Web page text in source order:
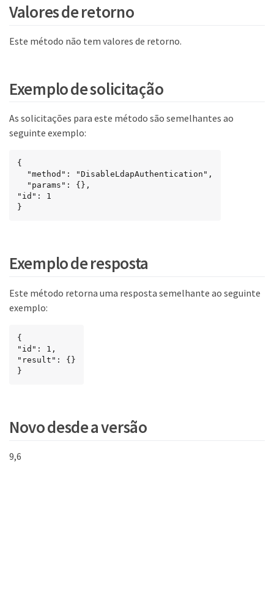
Valores de retorno
Este método não tem valores de retorno.
Exemplo de solicitação
As solicitações para este método são semelhantes ao
seguinte exemplo:
{
"id": 1
}
Exemplo de resposta
Este método retorna uma resposta semelhante ao seguinte
exemplo:
{
"id": 1,
"result": {}
}
Novo desde a versão
9,6